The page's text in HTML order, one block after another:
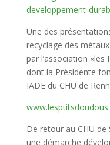
developpement-
Une des
recyclage des
par l’association
dont la Présidente
IADE du CHU de
De retour au CHU
une démarche